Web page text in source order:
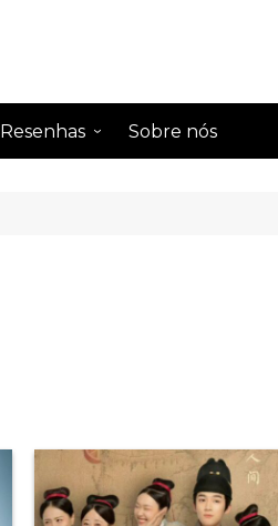
Resenhas Sobre nós